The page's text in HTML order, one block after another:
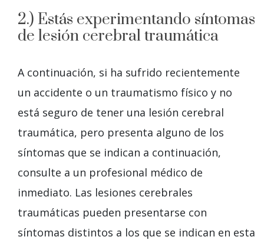
2.) Estás experimentando síntomas
de lesión cerebral traumática
A continuación, si ha sufrido recientemente
un accidente o un traumatismo físico y no
está seguro de tener una lesión cerebral
traumática, pero presenta alguno de los
síntomas que se indican a continuación,
consulte a un profesional médico de
inmediato. Las lesiones cerebrales
traumáticas pueden presentarse con
síntomas distintos a los que se indican en esta